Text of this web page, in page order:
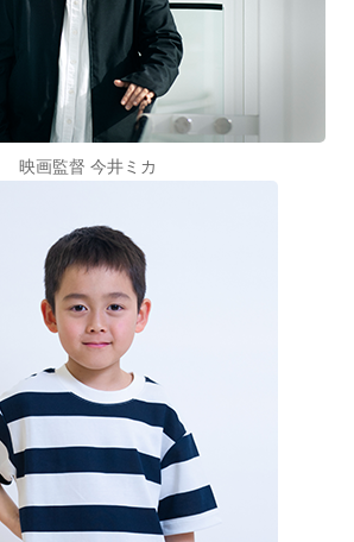
映画監督 今井ミカ